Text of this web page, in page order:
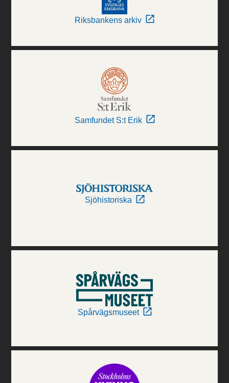
Riksbankens arkiv
Samfundet S:t Erik
Sjöhistoriska
Spårvägsmuseet